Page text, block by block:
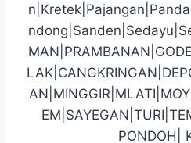
PONDOH|